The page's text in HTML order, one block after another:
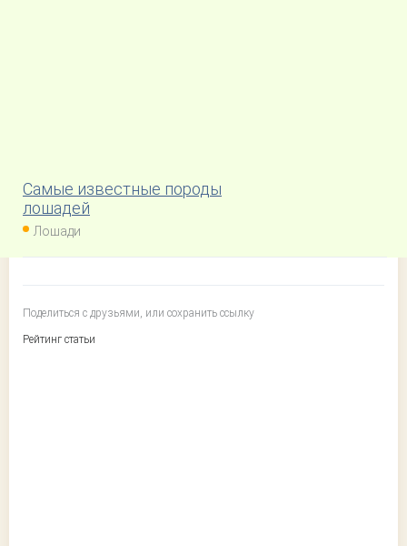
Самые известные породы
лошадей
Лошади
Поделиться с друзьями, или сохранить ссылку
Рейтинг статьи